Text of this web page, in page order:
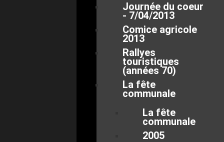
Journée du coeur
- 7/04/2013
Comice agricole
2013
Rallyes
touristiques
(années 70)
La fête
communale
La fête
communale
2005